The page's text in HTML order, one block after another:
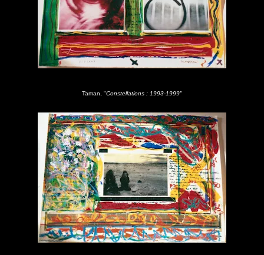
Taman, "Constellations : 1993-1999"